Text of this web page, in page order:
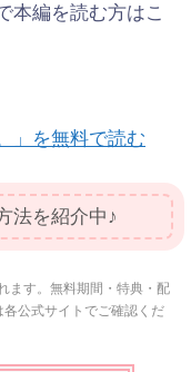
本編を読む方はこ
」を無料で読む
法を紹介中♪
ます。無料期間・特典・配
公式サイトでご確認くだ